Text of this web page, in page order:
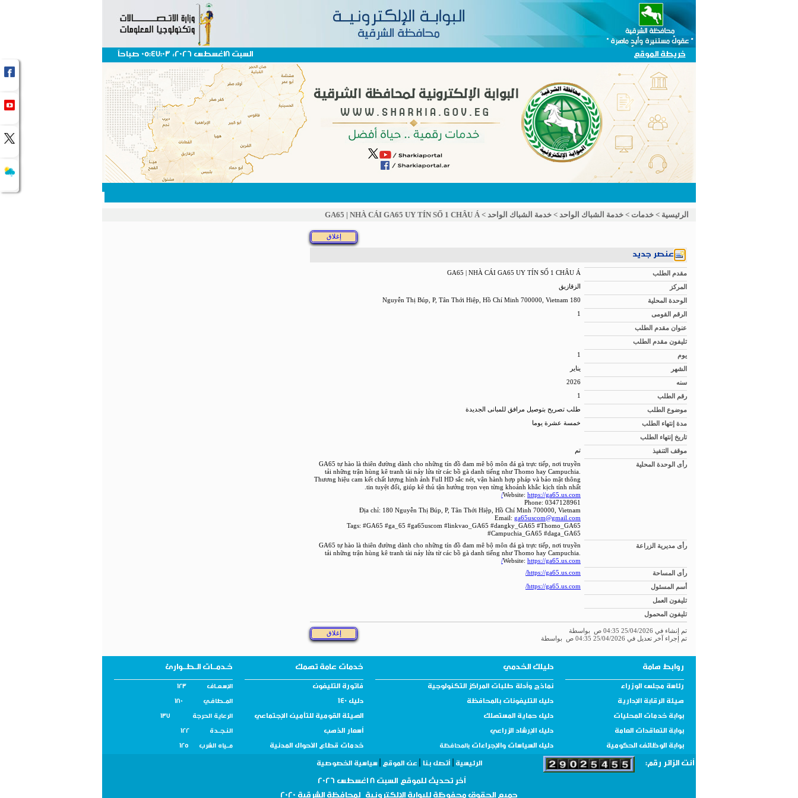
خريطة الموقع السبت 8اغسطس 2026، 05:47:03 صباحاً
الرئيسية > خدمات > خدمة الشباك الواحد > خدمة الشباك الواحد >
GA65 | NHÀ CÁI GA65 UY TÍN SỐ 1 CHÂU Á
عنصر جديد
مقدم الطلب GA65 | NHÀ CÁI GA65 UY TÍN SỐ 1 CHÂU Á
المركز الزقازيق
الوحدة المحلية 180 Nguyễn Thị Búp, P, Tân Thới Hiệp, Hồ Chí Minh 700000, Vietnam
الرقم القومى 1
عنوان مقدم الطلب
تليفون مقدم الطلب
يوم
1
الشهر يناير
سنه 2026
رقم الطلب 1
موضوع الطلب طلب تصريح بتوصيل مرافق للمبانى الجديدة
مدة إنتهاء الطلب خمسة عشرة يوما
تاريخ إنتهاء الطلب
موقف التنفيذ
تم
رأى الوحدة المحلية
GA65 tự hào là thiên đường dành cho những tín đồ đam mê bộ môn đá gà trực tiếp, nơi truyền
tải những trận hùng kê tranh tài nảy lửa từ các bồ gà danh tiếng như Thomo hay Campuchia.
Thương hiệu cam kết chất lượng hình ảnh Full HD sắc nét, vận hành hợp pháp và bảo mật thông
tin tuyệt đối, giúp kê thủ tận hưởng trọn vẹn từng khoảnh khắc kịch tính nhất.
Website: https://ga65.us.com/
Phone: 0347128961
Địa chỉ: 180 Nguyễn Thị Búp, P, Tân Thới Hiệp, Hồ Chí Minh 700000, Vietnam
Email: ga65uscom@gmail.com
Tags: #GA65 #ga_65 #ga65uscom #linkvao_GA65 #dangky_GA65 #Thomo_GA65
#Campuchia_GA65 #daga_GA65
رأى مديرية الزراعة
GA65 tự hào là thiên đường dành cho những tín đồ đam mê bộ môn đá gà trực tiếp, nơi truyền
tải những trận hùng kê tranh tài nảy lửa từ các bồ gà danh tiếng như Thomo hay Campuchia.
Website: https://ga65.us.com/
رأى المساحة https://ga65.us.com/
أسم المسئول https://ga65.us.com/
تليفون العمل
تليفون المحمول
تم إنشاء في 25/04/2026 04:35 ص بواسطة
تم إجراء آخر تعديل في 25/04/2026 04:35 ص بواسطة
روابط هامة دليلك الخدمي خدمات عامة تهمك خـدمــات الـطــوارئ
رئاسة مجلس الوزراء نماذج وأدلة طلبات المراكز التكنولوجية فاتورة التليفون الإسـعــاف 123
هيئة الرقابة الإدارية دليل التليفونات بالمحافظة دليل 140 المــطافـي 180
بوابة خدمات المحليات دليل حماية المستهلك الهيئة القومية للتأمين الإجتماعي الرعاية الحرجة 137
بوابة التعاقدات العامة دليل الإرشاد الزراعي أسعار الذهب النـجــدة 122
بوابة الوظائف الحكومية دليل السياسات والإجراءات بالمحافظة خدمات قطاع الأحوال المدنية مــياه الشرب 125
أنت الزائر رقم: الرئيسية |أتصل بنا عن الموقع سياسية الخصوصية
أخر تحديث للموقع السبت 8 اغسطس 2026
جميع الحقوق محفوظة للبوابة الإلكترونية لمحافظة الشرقية 2020